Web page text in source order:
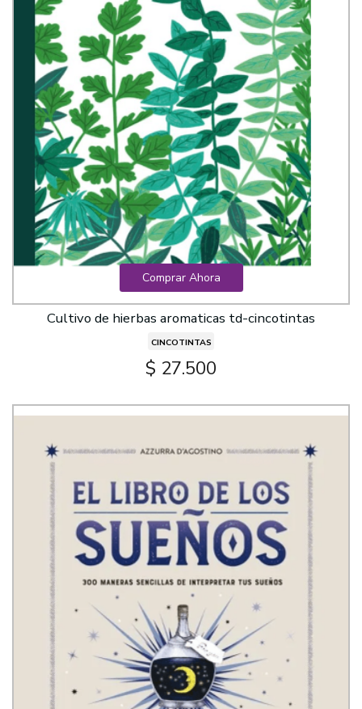
Comprar Ahora
Cultivo de hierbas aromaticas td-cincotintas
CINCOTINTAS
$ 27.500